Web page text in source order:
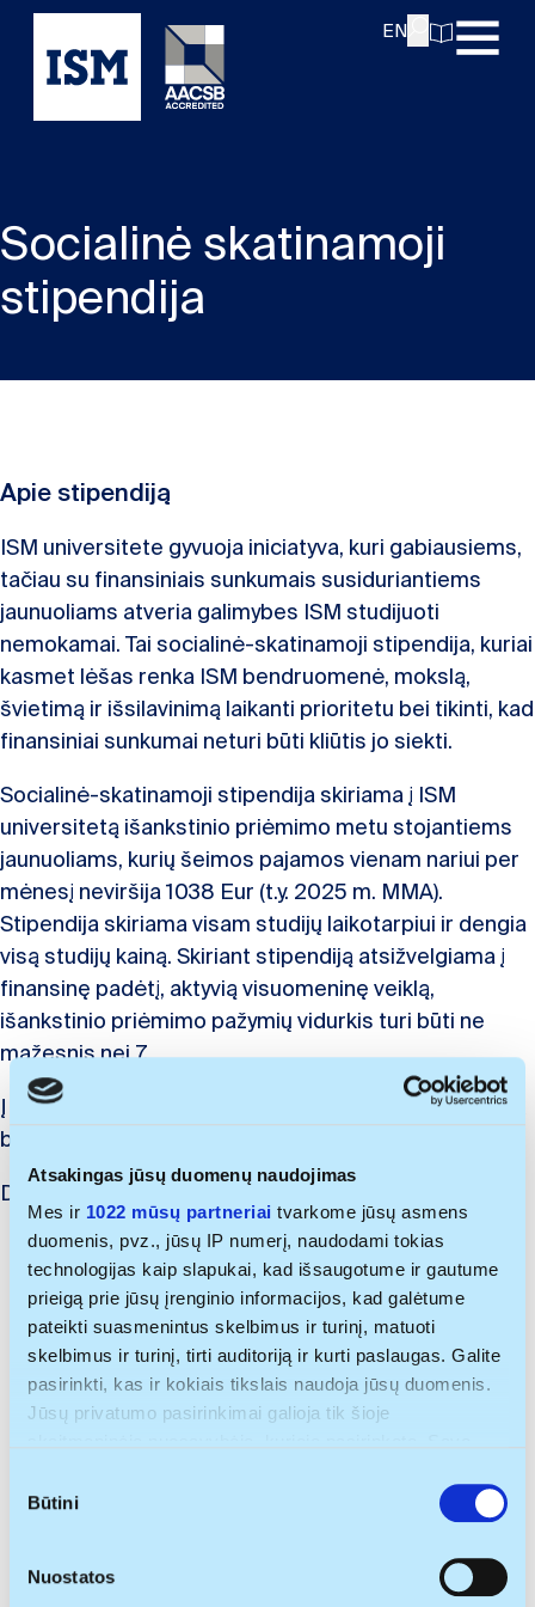
Atsakingas jūsų duomenų naudojimas
Mes ir 1022 mūsų partneriai tvarkome jūsų asmens
duomenis, pvz., jūsų IP numerį, naudodami tokias
technologijas kaip slapukai, kad išsaugotume ir gautume
prieigą prie jūsų įrenginio informacijos, kad galėtume
pateikti suasmenintus skelbimus ir turinį, matuoti
skelbimus ir turinį, tirti auditoriją ir kurti paslaugas. Galite
pasirinkti, kas ir kokiais tikslais naudoja jūsų duomenis.
Jūsų privatumo pasirinkimai galioja tik šioje
nuorodą į poraštę arba piktogramą „Privatumo trigeris“.
rinkti informaciją apie jūsų geografinę vietą, kurios
Būtini
Nuostatos
EN
Socialinė skatinamoji
stipendija
Apie stipendiją
ISM universitete gyvuoja iniciatyva, kuri gabiausiems,
tačiau su finansiniais sunkumais susiduriantiems
jaunuoliams atveria galimybes ISM studijuoti
nemokamai. Tai socialinė-skatinamoji stipendija, kuriai
kasmet lėšas renka ISM bendruomenė, mokslą,
švietimą ir išsilavinimą laikanti prioritetu bei tikinti, kad
finansiniai sunkumai neturi būti kliūtis jo siekti.
Socialinė-skatinamoji stipendija skiriama į ISM
universitetą išankstinio priėmimo metu stojantiems
jaunuoliams, kurių šeimos pajamos vienam nariui per
mėnesį neviršija 1038 Eur (t.y. 2025 m. MMA).
Stipendija skiriama visam studijų laikotarpiui ir dengia
visą studijų kainą. Skiriant stipendiją atsižvelgiama į
finansinę padėtį, aktyvią visuomeninę veiklą,
išankstinio priėmimo pažymių vidurkis turi būti ne
mažesnis nei 7.
Į Socialinę-skatinamąją stipendiją gali pretenduoti tik
būsimi studentai,
Dokumentai, reikalingi stipendijai gauti:
Registrų centropažyma apie šeimos sudėtį
(kartu su asmeniu gyvenantys tėvai (įtėviai),
vaikai (įvaikiai), broliai, seserys). Prašymą turi
teikti vienas iš tėvų, teikiant prašymą nurodyti
„Pažyma“ pažymint visą reikalingą informaciją
apie šeimos sudėtį;
jei asmuo/tėvai/įtėviai dirba) arba Užimtumo
narių, jei asmuo/tėvai/įtėviai nedirba).;